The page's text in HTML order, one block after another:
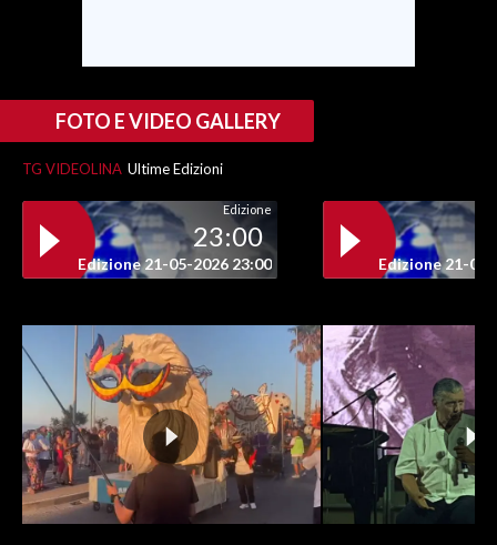
#CARAUNIONE
INSULARITÀ
INFO AZIENDE
NECROLOGI
PUBBLICITÀ
SPIAGGE
STORE
FOTO E VIDEO GALLERY
TG VIDEOLINA Ultime Edizioni
Edizione
23:00
Edizione 21-05-2026 23:00 Edizione 21-05-